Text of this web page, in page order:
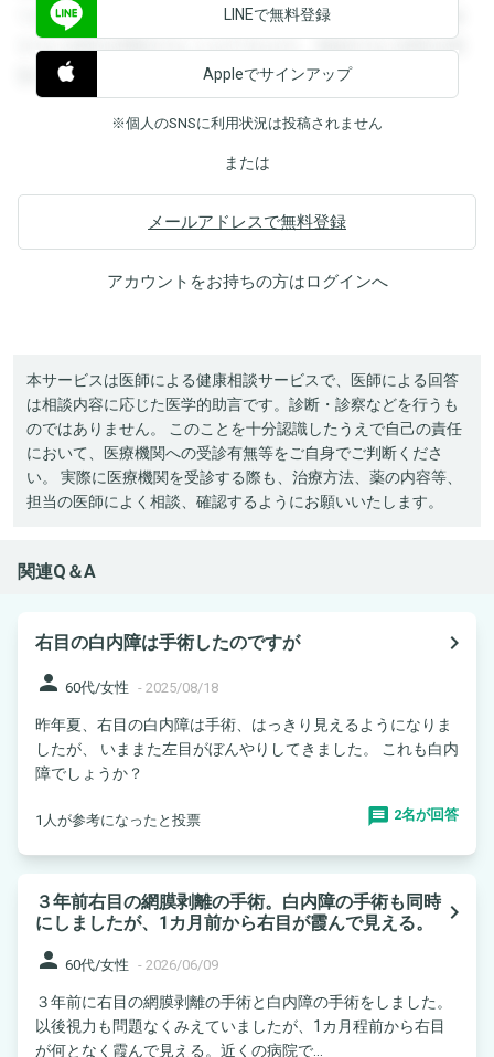
できます。登録すると回答を閲覧することができます。登録
すると回答を閲覧することができます。登録すると回答を閲
覧することができます。
LINEで無料登録
Appleでサインアップ
※個人のSNSに利用状況は投稿されません
または
メールアドレスで無料登録
アカウントをお持ちの方はログインへ
本サービスは医師による健康相談サービスで、医師による回答
は相談内容に応じた医学的助言です。診断・診察などを行うも
のではありません。 このことを十分認識したうえで自己の責任
において、医療機関への受診有無等をご自身でご判断くださ
い。 実際に医療機関を受診する際も、治療方法、薬の内容等、
担当の医師によく相談、確認するようにお願いいたします。
関連Q＆A
右目の白内障は手術したのですが
navigate_next
person 60代/女性 - 2025/08/18
昨年夏、右目の白内障は手術、はっきり見えるようになりま
したが、 いままた左目がぼんやりしてきました。 これも白内
障でしょうか？
1人が参考になったと投票 2名が回答
３年前右目の網膜剥離の手術。白内障の手術も同時
にしましたが、1カ月前から右目が霞んで見える。
navigate_next
person 60代/女性 - 2026/06/09
３年前に右目の網膜剥離の手術と白内障の手術をしました。
以後視力も問題なくみえていましたが、1カ月程前から右目
が何となく霞んで見える。近くの病院で...